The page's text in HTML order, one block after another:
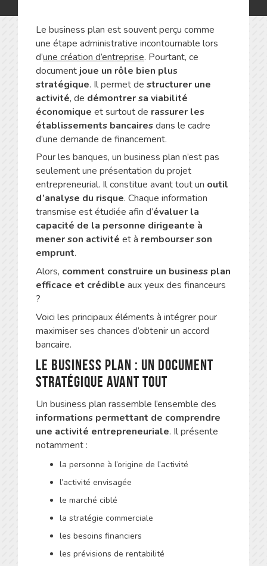
Le business plan est souvent perçu comme
une étape administrative incontournable lors
d’une création d’entreprise. Pourtant, ce
document joue un rôle bien plus
stratégique. Il permet de structurer une
activité, de démontrer sa viabilité
économique et surtout de rassurer les
établissements bancairesdans le cadre
d’une demande de financement.
Pour les banques, un business plan n’est pas
seulement une présentation du projet
entrepreneurial. Il constitue avant tout un outil
d’analyse du risque. Chaque information
transmise est étudiée afin d’évaluer la
capacité de la personne dirigeante à
mener son activité et à rembourser son
emprunt.
Alors, comment construire un business plan
efficace et crédible aux yeux des financeurs
?
Voici les principaux éléments à intégrer pour
maximiser ses chances d’obtenir un accord
bancaire.
Le business plan : un document
stratégique avant tout
Un business plan rassemble l’ensemble des
informations permettant de comprendre
une activité entrepreneuriale. Il présente
notamment :
la personne à l’origine de l’activité
l’activité envisagée
le marché ciblé
la stratégie commerciale
les besoins financiers
les prévisions de rentabilité